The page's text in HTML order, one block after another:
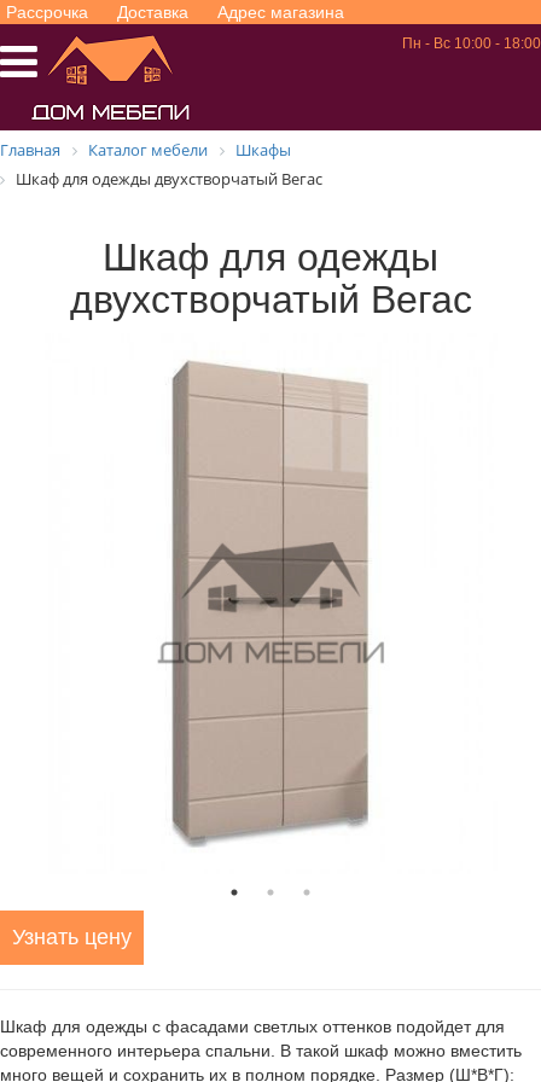
Рассрочка Доставка Адрес магазина
Пн - Вс 10:00 - 18:00
Главная Каталог мебели
Шкафы
Шкаф для одежды двухстворчатый Вегас
Шкаф для одежды
двухстворчатый Вегас
Узнать цену
Шкаф для одежды с фасадами светлых оттенков подойдет для
современного интерьера спальни. В такой шкаф можно вместить
много вещей и сохранить их в полном порядке. Размер (Ш*В*Г):